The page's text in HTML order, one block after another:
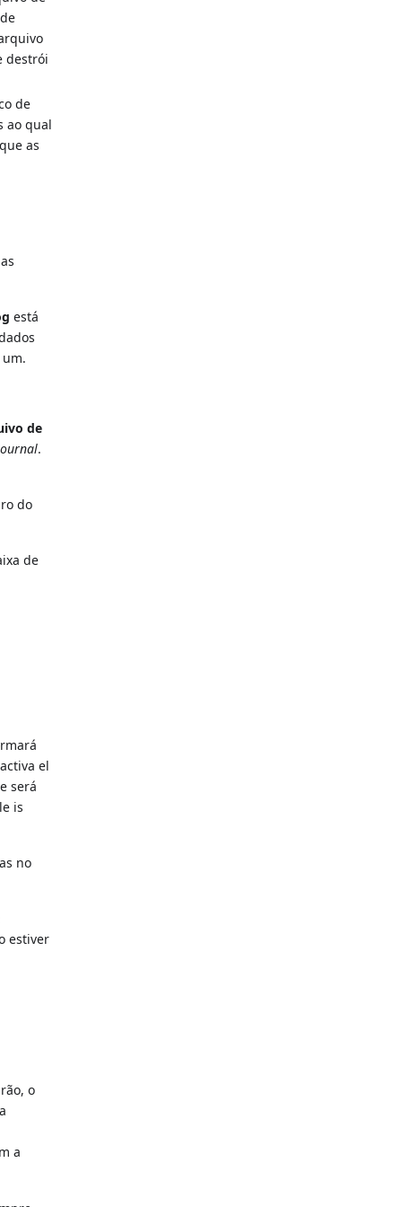
destrói
de
ao qual
as
está
de
.
do
de
el
será
is
no
estiver
o
a